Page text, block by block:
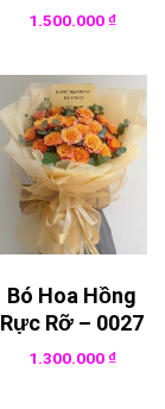
1.500.000₫
Bó Hoa Hồng
Rực Rỡ – 0027
1.300.000₫